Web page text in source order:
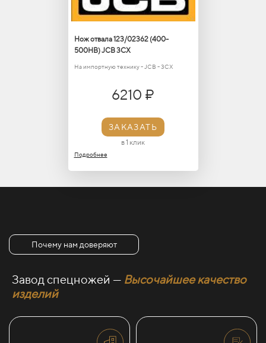
Нож отвала 123/02362 (400-
500HB) JCB 3CX
На импортную технику - JCB - 3CX
6210 ₽
ЗАКАЗАТЬ
в 1 клик
Подробнее
Почему нам доверяют
Завод спецножей — Высочайшее качество
изделий